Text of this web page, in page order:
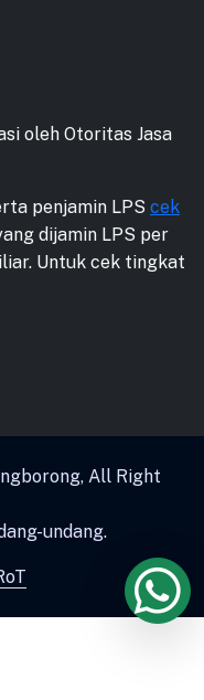
oleh Otoritas Jasa
penjamin LPS cek
dijamin LPS per
Untuk cek tingkat
, All Right
undang.